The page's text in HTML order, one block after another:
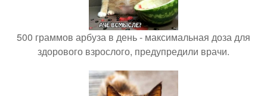
500 граммов арбуза в день - максимальная доза для
здорового взрослого, предупредили врачи.